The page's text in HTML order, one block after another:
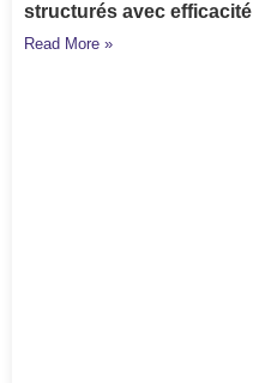
structurés avec efficacité
Read More »